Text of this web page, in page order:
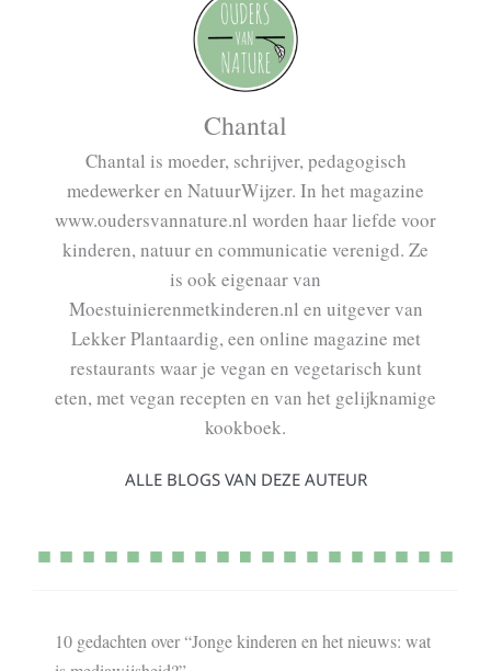
Chantal
Chantal is moeder, schrijver, pedagogisch
medewerker en NatuurWijzer. In het magazine
www.oudersvannature.nl worden haar liefde voor
kinderen, natuur en communicatie verenigd. Ze
is ook eigenaar van
Moestuinierenmetkinderen.nl en uitgever van
Lekker Plantaardig, een online magazine met
restaurants waar je vegan en vegetarisch kunt
eten, met vegan recepten en van het gelijknamige
kookboek.
ALLE BLOGS VAN DEZE AUTEUR
10 gedachten over “Jonge kinderen en het nieuws: wat